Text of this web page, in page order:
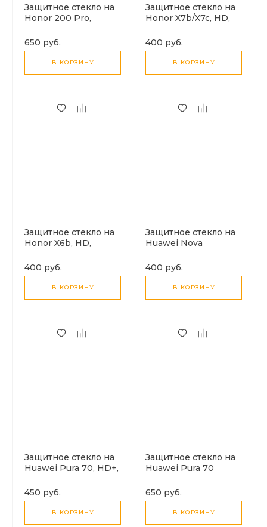
Защитное стекло на
Honor 200 Pro,
черный, X-CASE
650 руб.
В КОРЗИНУ
Защитное стекло на
Honor X7b/X7c, HD,
черной рамкой, X-
CASE
400 руб.
В КОРЗИНУ
Защитное стекло на
Honor X6b, HD,
черной рамкой, X-
CASE
400 руб.
В КОРЗИНУ
Защитное стекло на
Huawei Nova
черный, X-CASE
400 руб.
В КОРЗИНУ
Защитное стекло на
Huawei Pura 70, HD+,
черной рамкой, X-
CASE
450 руб.
В КОРЗИНУ
Защитное стекло на
Huawei Pura 70
Pro+/Pura 70 Ultra,
полный клей,
черное, X-CASE
650 руб.
В КОРЗИНУ